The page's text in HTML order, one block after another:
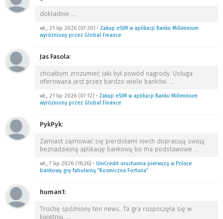
dokładnie …
wt., 21 lip 2026 (07:30) • Zakup eSIM w aplikacji Banku Millennium
wyróżniony przez Global Finance
Jas Fasola:
chciałbym zrozumieć jaki był powód nagrody. Usługa
oferowana jest przez bardzo wiele banków. …
wt., 21 lip 2026 (07:12) • Zakup eSIM w aplikacji Banku Millennium
wyróżniony przez Global Finance
PykPyk:
Zamiast zajmować się pierdołami niech dopracują swoją
beznadziejną aplikację bankową bo ma podstawowe …
wt., 7 lip 2026 (16:36) • UniCredit uruchamia pierwszą w Polsce
bankową grę fabularną “Kosmiczna Fortuna”
human1:
Trochę spóźniony ten news. Ta gra rozpoczęła się w
kwietniu. …